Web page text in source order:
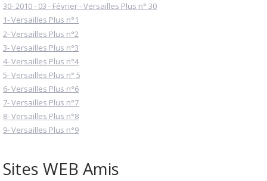
30- 2010 - 03 - Février - Versailles Plus n° 30
1- Versailles Plus n°1
2- Versailles Plus n°2
3- Versailles Plus n°3
4- Versailles Plus n°4
5- Versailles Plus n° 5
6- Versailles Plus n°6
7- Versailles Plus n°7
8- Versailles Plus n°8
9- Versailles Plus n°9
Sites WEB Amis